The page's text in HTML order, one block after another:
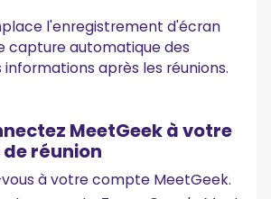
l'enregistrement d'écran
capture automatique des
informations après les réunions.
MeetGeek à votre
réunion
à votre compte MeetGeek.